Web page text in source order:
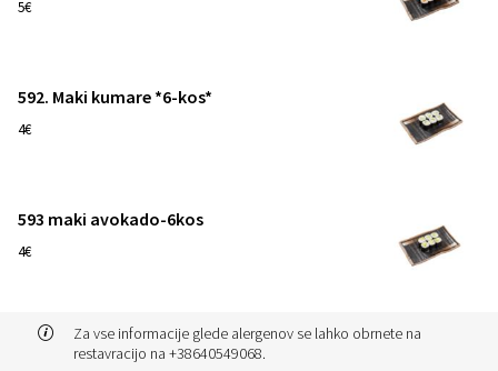
5€
592. Maki kumare *6-kos*
4€
593 maki avokado-6kos
4€
Za vse informacije glede alergenov se lahko obrnete na
restavracijo na +38640549068.